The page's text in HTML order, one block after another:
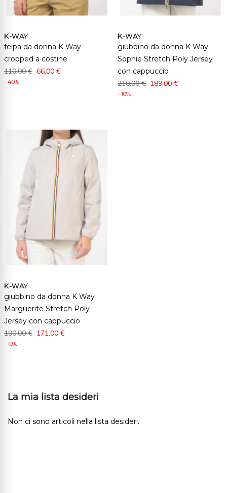
K-WAY
felpa da donna K Way
cropped a costine
110,00 € 66,00 €
- 40%
K-WAY
giubbino da donna K Way
Sophie Stretch Poly Jersey
con cappuccio
210,00 € 189,00 €
- 10%
K-WAY
giubbino da donna K Way
Marguerite Stretch Poly
Jersey con cappuccio
190,00 € 171,00 €
- 10%
La mia lista desideri
Non ci sono articoli nella lista desideri.